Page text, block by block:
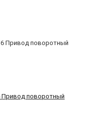
Привод поворотный